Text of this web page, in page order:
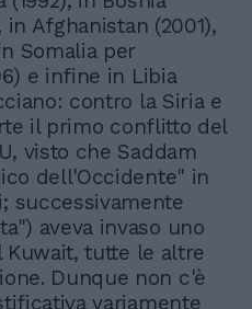
in Afghanistan (2001),
Somalia per
e infine in Libia
contro la Siria e
il primo conflitto del
visto che Saddam
dell'Occidente" in
successivamente
aveva invaso uno
Kuwait, tutte le altre
Dunque non c'è
variamente